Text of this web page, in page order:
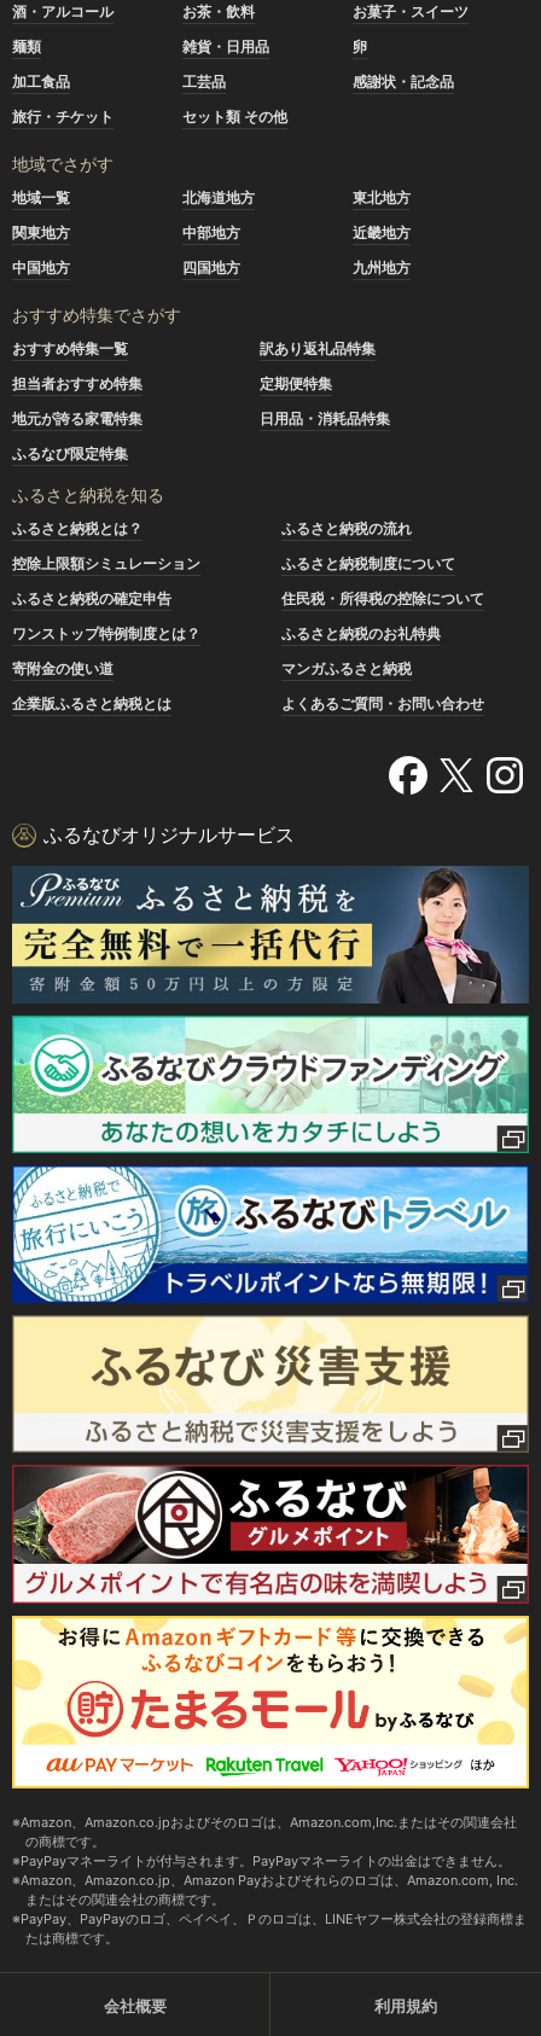
酒・アルコール
お茶・飲料
お菓子・スイーツ
麺類
雑貨・日用品
卵
加工食品
工芸品
感謝状・記念品
旅行・チケット
セット類 その他
地域でさがす
地域一覧 北海道地方
東北地方
関東地方
中部地方
近畿地方
中国地方
四国地方 九州地方
おすすめ特集でさがす
おすすめ特集一覧
訳あり返礼品特集
担当者おすすめ特集
定期便特集
地元が誇る家電特集
日用品・消耗品特集
ふるなび限定特集
ふるさと納税を知る
ふるさと納税とは？
ふるさと納税の流れ
控除上限額シミュレーション
ふるさと納税制度について
ふるさと納税の確定申告
住民税・所得税の控除について
ワンストップ特例制度とは？
ふるさと納税のお礼特典
寄附金の使い道
マンガふるさと納税
企業版ふるさと納税とは
よくあるご質問・お問い合わせ
ふるなびオリジナルサービス
Amazon、Amazon.co.jpおよびそのロゴは、Amazon.com,Inc.またはその関連会社
の商標です。
PayPayマネーライトが付与されます。PayPayマネーライトの出金はできません。
Amazon、Amazon.co.jp、Amazon Payおよびそれらのロゴは、Amazon.com, Inc.
またはその関連会社の商標です。
PayPay、PayPayのロゴ、ペイペイ、Ｐのロゴは、LINEヤフー株式会社の登録商標ま
たは商標です。
会社概要 利用規約